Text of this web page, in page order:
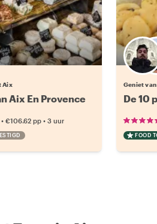
Aix
Aix En Provence
• €106.62 pp • 3 uur
Geniet
De 10
FOOD